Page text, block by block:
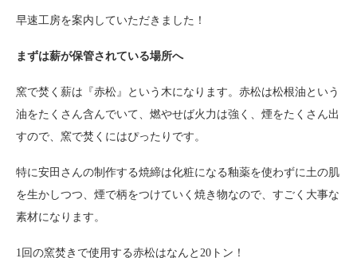
早速工房を案内していただきました！
まずは薪が保管されている場所へ
窯で焚く薪は『赤松』という木になります。赤松は松根油という
油をたくさん含んでいて、燃やせば火力は強く、煙をたくさん出
すので、窯で焚くにはぴったりです。
特に安田さんの制作する焼締は化粧になる釉薬を使わずに土の肌
を生かしつつ、煙で柄をつけていく焼き物なので、すごく大事な
素材になります。
1回の窯焚きで使用する赤松はなんと20トン！